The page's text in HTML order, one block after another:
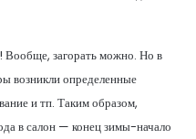
Вообще, загорать можно. Но в
возникли определенные
и тп. Таким образом,
в салон — конец зимы-начало